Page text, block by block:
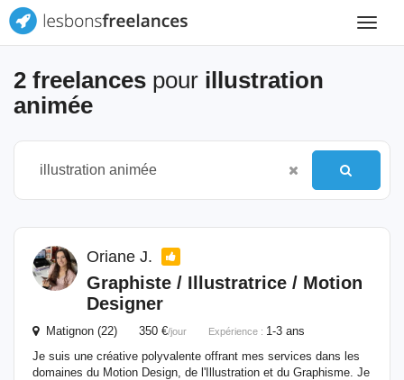
Toggle
2 freelances pour illustration
animée
Oriane J.
Graphiste / Illustratrice / Motion
Designer
Matignon (22) 350 €/jour Expérience : 1-3 ans
Je suis une créative polyvalente offrant mes services dans les
domaines du Motion Design, de l'Illustration et du Graphisme. Je